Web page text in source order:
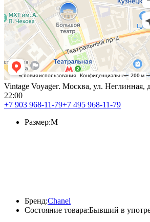
Vintage Voyageг. Москва, ул. Неглинная,
22:00
+7 903 968-11-79+7 495 968-11-79
Состояние товара:Бывший в
Бренд:Chanel
Размер:M